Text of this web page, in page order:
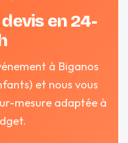
en 24-
à Biganos
et nous vous
mesure adaptée à